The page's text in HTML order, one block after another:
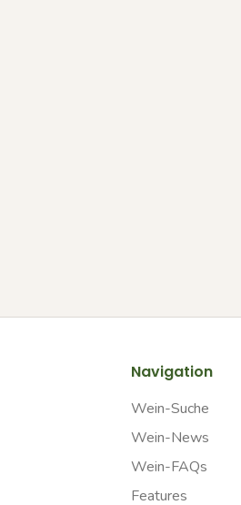
Navigation
Wein-Suche
Wein-News
Wein-FAQs
Features